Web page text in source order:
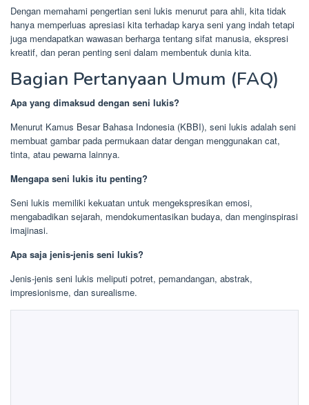
Dengan memahami pengertian seni lukis menurut para ahli, kita tidak
hanya memperluas apresiasi kita terhadap karya seni yang indah tetapi
juga mendapatkan wawasan berharga tentang sifat manusia, ekspresi
kreatif, dan peran penting seni dalam membentuk dunia kita.
Bagian Pertanyaan Umum (FAQ)
Apa yang dimaksud dengan seni lukis?
Menurut Kamus Besar Bahasa Indonesia (KBBI), seni lukis adalah seni
membuat gambar pada permukaan datar dengan menggunakan cat,
tinta, atau pewarna lainnya.
Mengapa seni lukis itu penting?
Seni lukis memiliki kekuatan untuk mengekspresikan emosi,
mengabadikan sejarah, mendokumentasikan budaya, dan menginspirasi
imajinasi.
Apa saja jenis-jenis seni lukis?
Jenis-jenis seni lukis meliputi potret, pemandangan, abstrak,
impresionisme, dan surealisme.